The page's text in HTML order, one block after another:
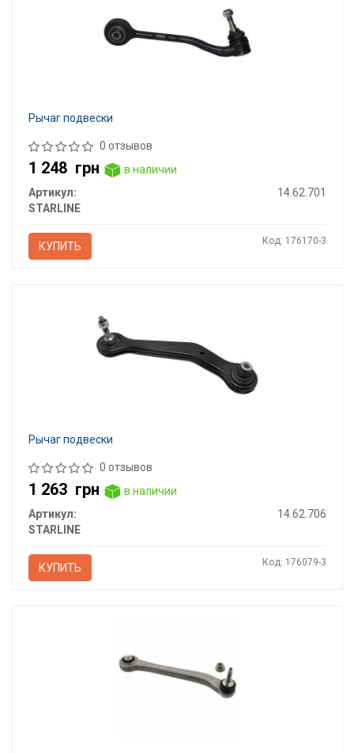
Рычаг подвески
0 отзывов
1 248 грн
в наличии
Артикул:
14.62.701
STARLINE
КУПИТЬ Код: 176170-3
Рычаг подвески
0 отзывов
1 263 грн
в наличии
Артикул:
14.62.706
STARLINE
КУПИТЬ Код: 176079-3